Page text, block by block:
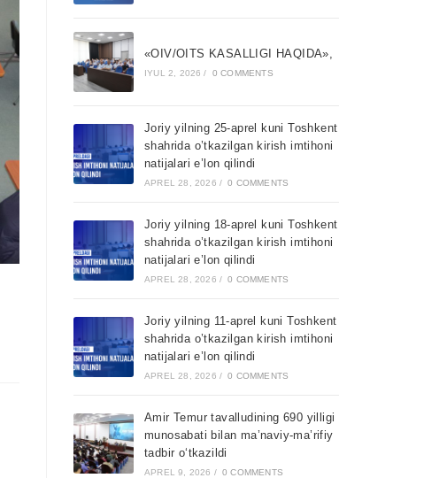
«OIV/OITS KASALLIGI HAQIDA»,
IYUL 2, 2026 / 0 COMMENTS
Joriy yilning 25-aprel kuni Toshkent
shahrida o’tkazilgan kirish imtihoni
natijalari e’lon qilindi
APREL 28, 2026 / 0 COMMENTS
Joriy yilning 18-aprel kuni Toshkent
shahrida o’tkazilgan kirish imtihoni
natijalari e’lon qilindi
APREL 28, 2026 / 0 COMMENTS
Joriy yilning 11-aprel kuni Toshkent
shahrida o’tkazilgan kirish imtihoni
natijalari e’lon qilindi
APREL 28, 2026 / 0 COMMENTS
Amir Temur tavalludining 690 yilligi
munosabati bilan ma’naviy-ma’rifiy
tadbir o‘tkazildi
APREL 9, 2026 / 0 COMMENTS